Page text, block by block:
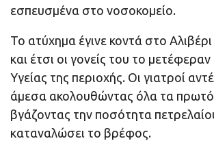
εσπευσμένα στο νοσοκομείο.
Το ατύχημα έγινε κοντά στο
και έτσι οι γονείς του το
Υγείας της περιοχής. Οι γιατροί
άμεσα ακολουθώντας όλα τα
βγάζοντας την ποσότητα
καταναλώσει το βρέφος.